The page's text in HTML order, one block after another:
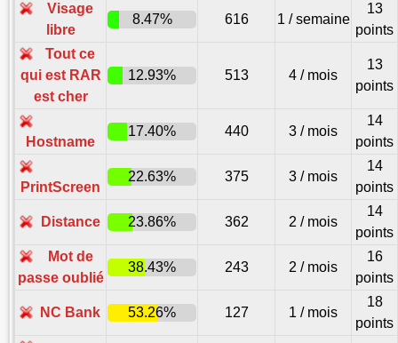
Visage
libre
8.47% 616 1 / semaine
13
points
Tout ce
qui est RAR
est cher
12.93% 513 4 / mois
13
points
Hostname
17.40% 440 3 / mois
14
points
PrintScreen
22.63% 375 3 / mois
14
points
Distance 23.86% 362 2 / mois
14
points
Mot de
passe oublié
38.43% 243 2 / mois
16
points
NC Bank 53.26% 127 1 / mois
18
points